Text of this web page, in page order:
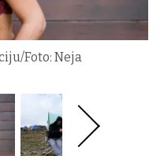
Foto: Neja